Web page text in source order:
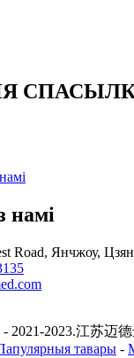
намі
Road, Янчжоу,
- 2021-2023.江苏迈
тавары -